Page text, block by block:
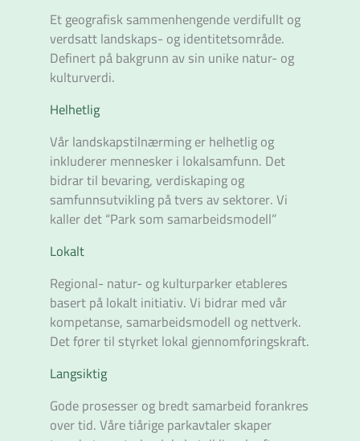
Et geografisk sammenhengende verdifullt og
verdsatt landskaps- og identitetsområde.
Definert på bakgrunn av sin unike natur- og
kulturverdi.
Helhetlig
Vår landskapstilnærming er helhetlig og
inkluderer mennesker i lokalsamfunn. Det
bidrar til bevaring, verdiskaping og
samfunnsutvikling på tvers av sektorer. Vi
kaller det “Park som samarbeidsmodell”
Lokalt
Regional- natur- og kulturparker etableres
basert på lokalt initiativ. Vi bidrar med vår
kompetanse, samarbeidsmodell og nettverk.
Det fører til styrket lokal gjennomføringskraft.
Langsiktig
Gode prosesser og bredt samarbeid forankres
over tid. Våre tiårige parkavtaler skaper